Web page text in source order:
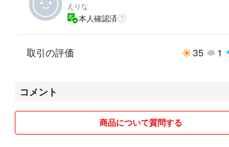
えりな
本人確認済
取引の評価 35 1
コメント
商品について質問する